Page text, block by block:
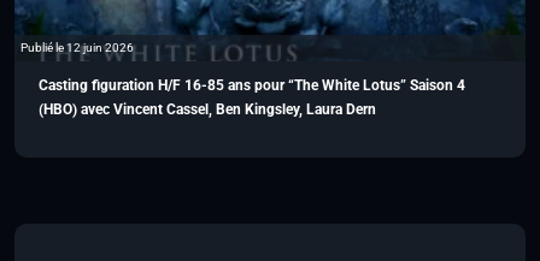
Publié le 12 juin 2026
Casting figuration H/F 16-85 ans pour “The White Lotus” Saison 4
(HBO) avec Vincent Cassel, Ben Kingsley, Laura Dern